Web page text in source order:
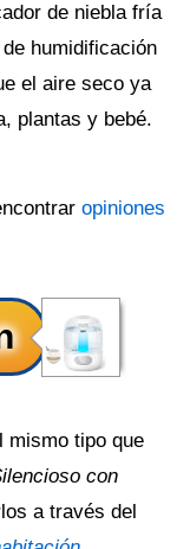
de niebla fría
humidificación
el aire seco ya
plantas y bebé.
opiniones
mismo tipo que
con
a través del